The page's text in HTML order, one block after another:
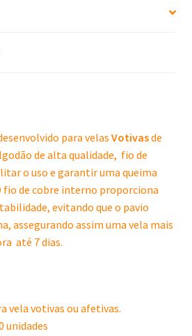
para velas Votivasde
de alta qualidade, fio de
o uso e garantir uma queima
fio de cobre interno proporciona
evitando que o pavio
assegurando assim uma vela mais
até 7 dias.
vela votivas ou afetivas.
unidades